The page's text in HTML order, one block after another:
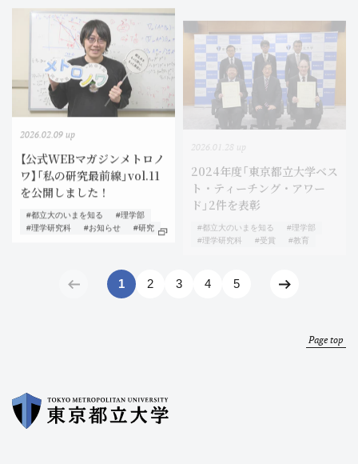
2026.02.09 up
【公式WEBマガジンメトロノ
ワ】「私の研究最前線」vol.11
を公開しました！
#都立大のいまを知る
#理学部
#理学研究科
#お知らせ #研究
ト・ティーチング・アワー
ド」2件を表彰
#理学研究科
#受賞 #教育
1 2 3 4 5
Page top